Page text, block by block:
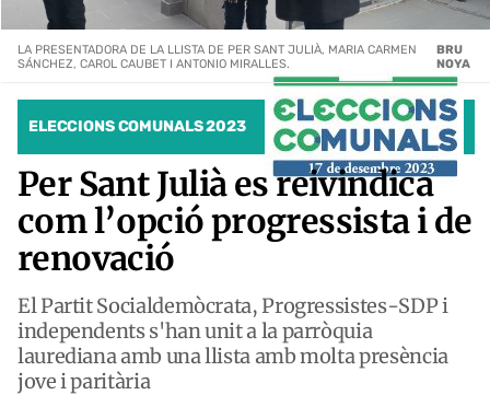
ELECCIONS COMUNALS 2023
Per Sant Julià es reivindica
com l’opció progressista i de
renovació
El Partit Socialdemòcrata, Progressistes-SDP i
independents s'han unit a la parròquia
laurediana amb una llista amb molta presència
jove i paritària
LA PRESENTADORA DE LA LLISTA DE PER SANT JULIÀ, MARIA CARMEN
SÁNCHEZ, CAROL CAUBET I ANTONIO MIRALLES.
BRU
NOYA